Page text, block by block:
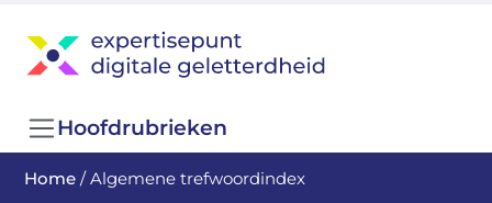
Hoofdrubrieken
Home /Algemene trefwoordindex